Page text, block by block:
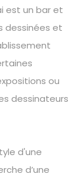
est un bar et
dessinées et
ou
dessinateurs
d'une
d’une